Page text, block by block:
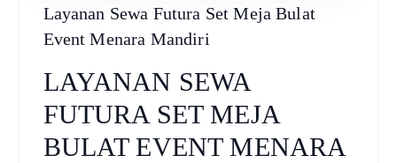
Layanan Sewa Futura Set Meja Bulat
Event Menara Mandiri
LAYANAN SEWA
FUTURA SET MEJA
BULAT EVENT MENARA